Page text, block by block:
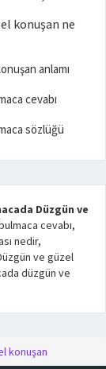
konuşan ne
anlamı
cevabı
sözlüğü
Düzgün ve
cevabı,
nedir,
ve güzel
düzgün ve
konuşan